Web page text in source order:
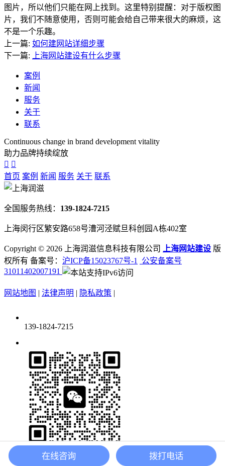
图片，所以他们只能在网上找到。这里特别提醒：对于版权图
片，我们不随意使用，否则可能会给自己带来很大的麻烦，这
不是一个乐趣。
上一篇: 如何建网站详细步骤
下一篇:
上海网站建设有什么步骤
案例
新闻
服务
关于
联系
Continuous change in brand development vitality
助力品牌持续绽放
首页 案例 新闻 服务 关于 联系
全国服务热线： 139-1824-7215
上海闵行区繁安路658号漕河泾赋旦科创园A栋402室
Copyright © 2026 上海润滋信息科技有限公司 上海网站建设 版
权所有 备案号： 沪ICP备15023767号-1
公安备案号
31011402007191
网站地图 | 法律声明 | 隐私政策 |
139-1824-7215
在线咨询 拨打电话